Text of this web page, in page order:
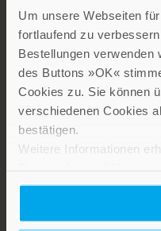
Um unsere Webseiten
fortlaufend zu
Bestellungen verwenden
des Buttons »OK«
Cookies zu. Sie können
verschiedenen Cookies
bestätigen.
Weitere Informationen
Stillen Sie Ihren Wissensdurst
interessante und
Ratgeber zu gesellschaftlich
Psychologie und
Spiritualität.
Patmos Verlag
Lebensfreude in farbenfroher
wohltuenden Inspirationen.
Geschenkbücher zum Thema